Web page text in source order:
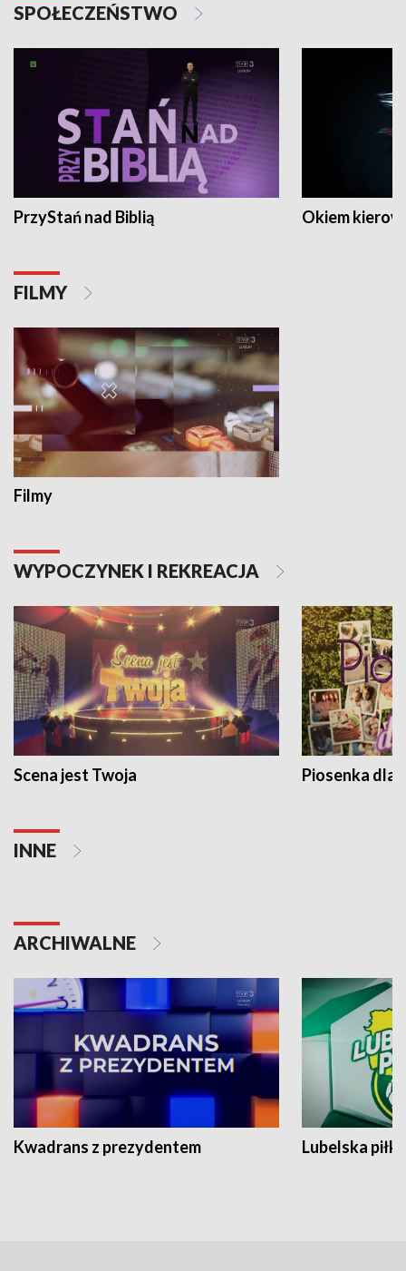
SPOŁECZEŃSTWO
PrzyStań nad Biblią Okiem
FILMY
Filmy
WYPOCZYNEK I REKREACJA
Scena jest Twoja Piosenka dla
INNE
ARCHIWALNE
Kwadrans z prezydentem Lubelska piłka